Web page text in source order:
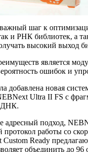
шаг к
и РНК библиотек, а
высокий выход
является
ошибок и
добавлена новая
Ultra II FS с
ДНК.
адресный подход,
протокол работы со
Ready
объединить до 96